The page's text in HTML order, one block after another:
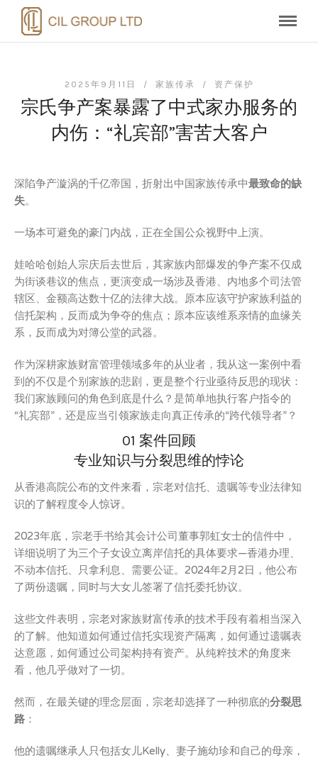
2025年9月11日 / 家族传承 / 资产保护
宗氏争产案暴露了中式家办服务的
内伤：“礼宾部”害苦大客户
深陷争产漩涡的千亿帝国，折射出中国家族传承中最致命的缺
失。
一场本可避免的豪门内战，正在全国公众视野中上演。
娃哈哈创始人宗庆后去世后，其家族内部爆发的争产案不仅成
为街谈巷议的焦点，更演变成一场涉及香港、内地多个司法管
辖区、金额高达数十亿的法律大战。原本应该守护家族利益的
信托架构，反而成为争夺的焦点；原本应该维系亲情的血缘关
系，反而成为对簿公堂的武器。
作为深耕家族财富管理领域多年的从业者，我从这一案例中看
到的不仅是个别家族的悲剧，更是整个行业亟待反思的现状：
我们家族顾问的角色到底是什么？是简单地执行客户指令的
“礼宾部”，还是应当引领家族走向真正传承的“跨代领导者”？
01 案件回顾
专业知识与分裂思维的悖论
从香港高院公布的文件来看，宗老对信托、遗嘱等专业法律知
识的了解程度令人惊讶。
2023年底，宗老手书给其会计公司董事郭虹女士的信件中，
详细说明了为三个子女设立离岸信托的具体要求—香港办理、
不动本信托、只拿利息、需要公证。2024年2月2日，他公布
了两份遗嘱，同时与大女儿签署了信托委托协议。
这些文件表明，宗老对家族财富传承的技术手段有着相当深入
的了解。他知道如何通过信托实现资产隔离，如何通过遗嘱表
达意愿，如何通过公司架构持有资产。从纯粹技术的角度来
看，他几乎做对了一切。
然而，在最关键的理念层面，宗老却选择了一种彻底的分裂思
路 ：
他的遗嘱继承人只包括女儿Kelly、妻子施幼珍和自己的母亲，